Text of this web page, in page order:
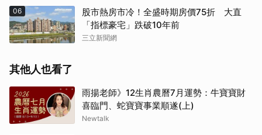
06
股市熱房市冷！全盛時期房價75折 大直
「指標豪宅」跌破10年前
三立新聞網
其他人也看了
雨揚老師》12生肖農曆7月運勢：牛寶寶財
喜臨門、蛇寶寶事業順遂(上)
Newtalk